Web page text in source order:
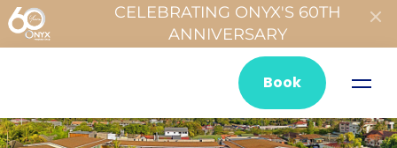
CELEBRATING ONYX'S 60TH
ANNIVERSARY
Book